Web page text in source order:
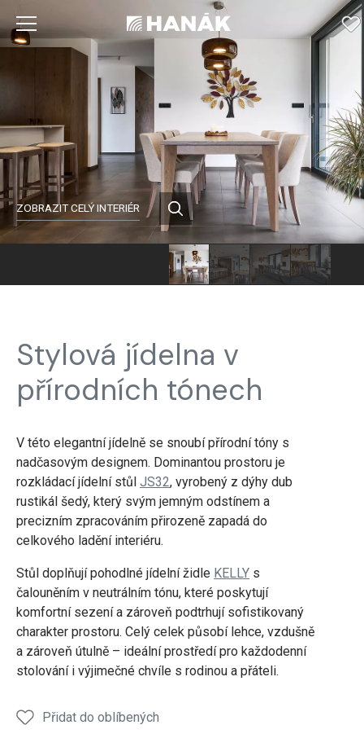
ZOBRAZIT CELÝ INTERIÉR
Stylová jídelna v
přírodních tónech
V této elegantní jídelně se snoubí přírodní tóny s
nadčasovým designem. Dominantou prostoru je
rozkládací jídelní stůl JS32, vyrobený z dýhy dub
rustikál šedý, který svým jemným odstínem a
precizním zpracováním přirozeně zapadá do
celkového ladění interiéru.
Stůl doplňují pohodlné jídelní židle KELLY s
čalouněním v neutrálním tónu, které poskytují
komfortní sezení a zároveň podtrhují sofistikovaný
charakter prostoru. Celý celek působí lehce, vzdušně
a zároveň útulně – ideální prostředí pro každodenní
stolování i výjimečné chvíle s rodinou a přáteli.
Přidat do oblíbených